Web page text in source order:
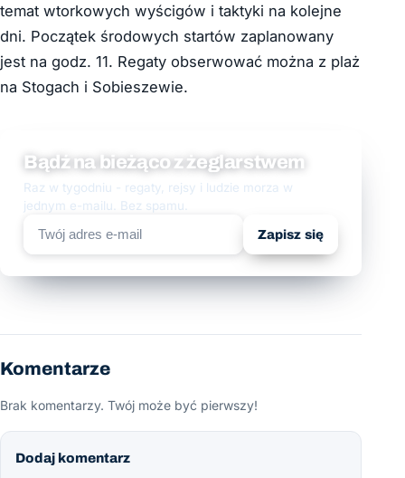
temat wtorkowych wyścigów i taktyki na kolejne
dni. Początek środowych startów zaplanowany
jest na godz. 11. Regaty obserwować można z plaż
na Stogach i Sobieszewie.
Bądź na bieżąco z żeglarstwem
Raz w tygodniu - regaty, rejsy i ludzie morza w
jednym e-mailu. Bez spamu.
Zapisz się
Komentarze
Brak komentarzy. Twój może być pierwszy!
Dodaj komentarz